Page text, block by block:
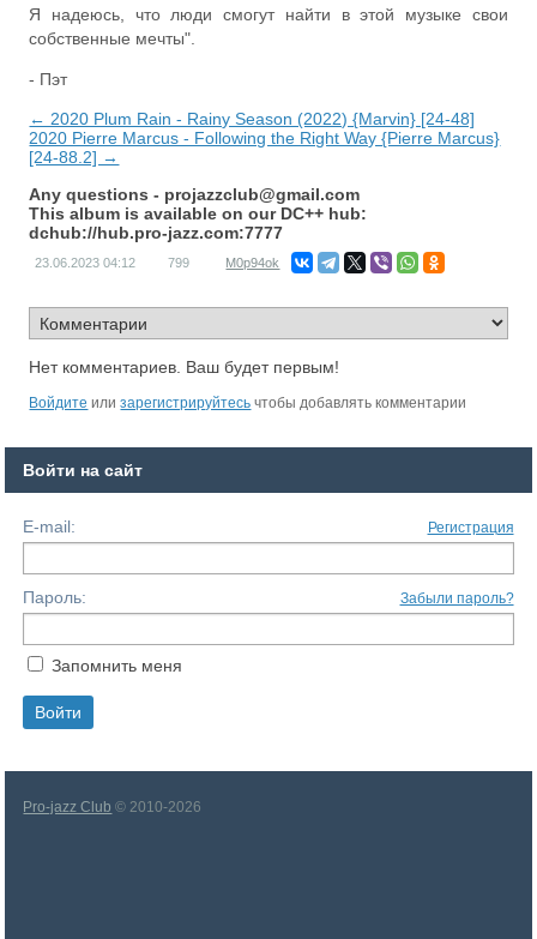
Я надеюсь, что люди смогут найти в этой музыке свои
собственные мечты".
- Пэт
← 2020 Plum Rain - Rainy Season (2022) {Marvin} [24-48]
2020 Pierre Marcus - Following the Right Way {Pierre Marcus}
[24-88.2] →
Any questions - projazzclub@gmail.com
This album is available on our DC++ hub:
dchub://hub.pro-jazz.com:7777
23.06.2023 04:12 799 M0p94ok
Нет комментариев. Ваш будет первым!
Войдите илизарегистрируйтесь чтобы добавлять комментарии
Войти на сайт
E-mail: Регистрация
Пароль: Забыли пароль?
Запомнить меня
Pro-jazz Club © 2010-2026